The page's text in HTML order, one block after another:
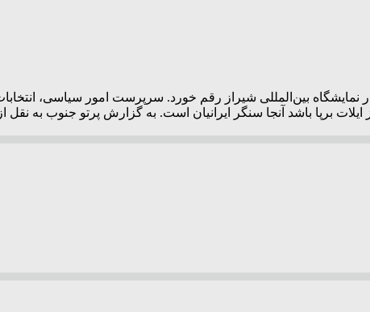
بین‌المللی شیراز رقم خورد. سرپرست امور سیاسی،
برپا باشد آنجا سنگر ایرانیان است. به گزارش پرتو جنوب به نقل